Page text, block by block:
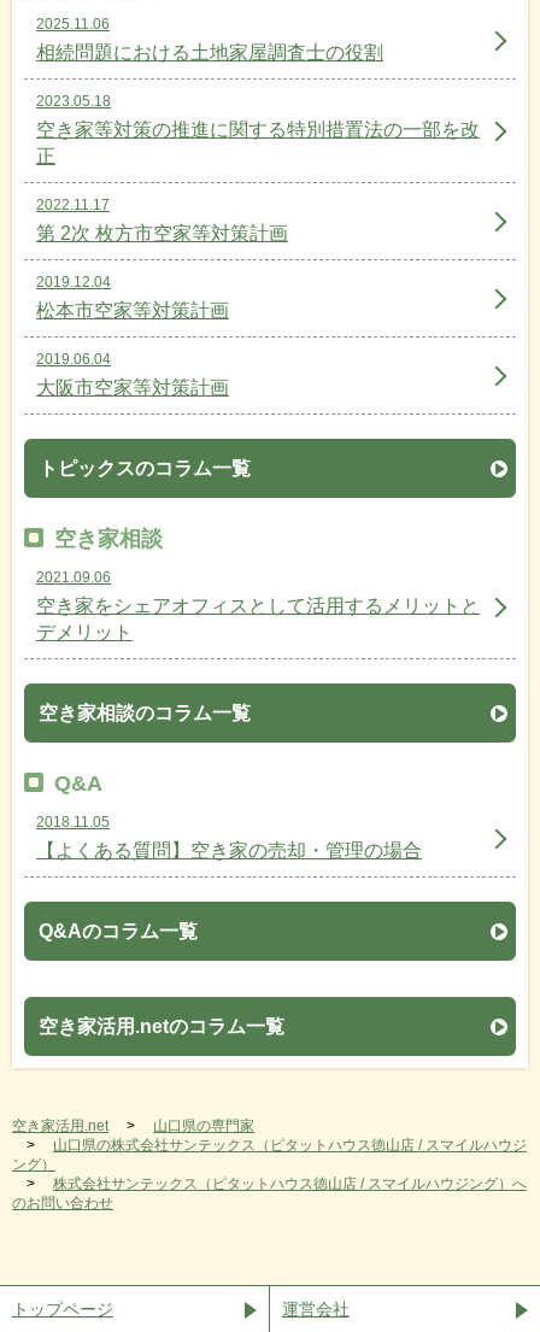
2025.11.06
相続問題における土地家屋調査士の役割
2023.05.18
空き家等対策の推進に関する特別措置法の一部を改
正
2022.11.17
第 2次 枚方市空家等対策計画
2019.12.04
松本市空家等対策計画
2019.06.04
大阪市空家等対策計画
トピックスのコラム一覧
空き家相談
2021.09.06
空き家をシェアオフィスとして活用するメリットと
デメリット
空き家相談のコラム一覧
Q&A
2018.11.05
【よくある質問】空き家の売却・管理の場合
Q&Aのコラム一覧
空き家活用.netのコラム一覧
空き家活用.net
山口県の専門家
山口県の株式会社サンテックス（ピタットハウス徳山店 / スマイルハウジ
ング）
株式会社サンテックス（ピタットハウス徳山店 / スマイルハウジング）へ
のお問い合わせ
トップページ 運営会社